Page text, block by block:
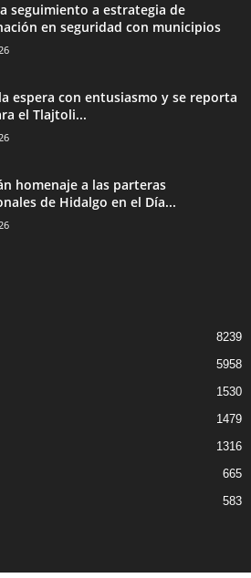
seguimiento a estrategia de
en seguridad con municipios
espera con entusiasmo y se reporta
el Tlajtoli...
homenaje a las parteras
de Hidalgo en el Día...
8239
5958
1530
1479
1316
665
583